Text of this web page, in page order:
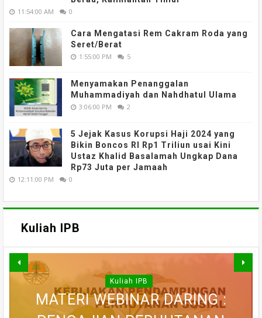
11:54:00 AM 0
Cara Mengatasi Rem Cakram Roda yang
Seret/Berat
1:55:00 PM 5
Menyamakan Penanggalan
Muhammadiyah dan Nahdhatul Ulama
3:06:00 PM 2
5 Jejak Kasus Korupsi Haji 2024 yang
Bikin Boncos RI Rp1 Triliun usai Kini
Ustaz Khalid Basalamah Ungkap Dana
Rp73 Juta per Jamaah
12:11:00 PM 0
Kuliah IPB
Kuliah IPB
MATERI WEBINAR DARING :
MATERI WEBINAR DARING :
FAHUTAN TALK SERIES 5 :
MATERI WEBINAR DARING :